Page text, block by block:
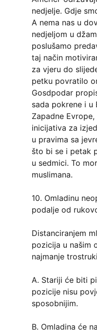
nedjelje. Gdje
A nema nas u
nedjeljom u
poslušamo
taj način
za vjeru do
petku povratilo
Gosdpodar
sada pokrene i u
Zapadne
inicijativa za
u pravima sa
što bi se i petak
u sedmici. To
muslimana.
10. Omladinu
podalje od
Distanciranjem
pozicija u našim
najmanje
A. Stariji će biti
pozicije nisu
sposobnijim.
B. Omladina će